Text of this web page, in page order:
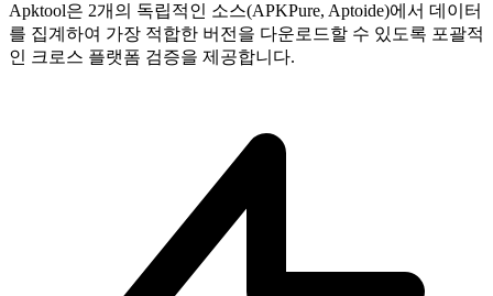
Apktool은 2개의 독립적인 소스(APKPure, Aptoide)에서 데이터
를 집계하여 가장 적합한 버전을 다운로드할 수 있도록 포괄적
인 크로스 플랫폼 검증을 제공합니다.